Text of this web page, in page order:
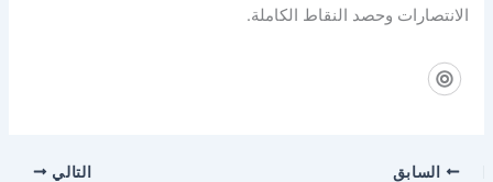
الانتصارات وحصد النقاط الكاملة.
السابق التالي